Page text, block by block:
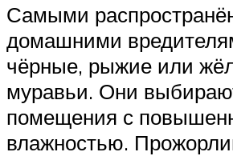
Самыми
домашними
чёрные, рыжие или
муравьи. Они
помещения с
влажностью.